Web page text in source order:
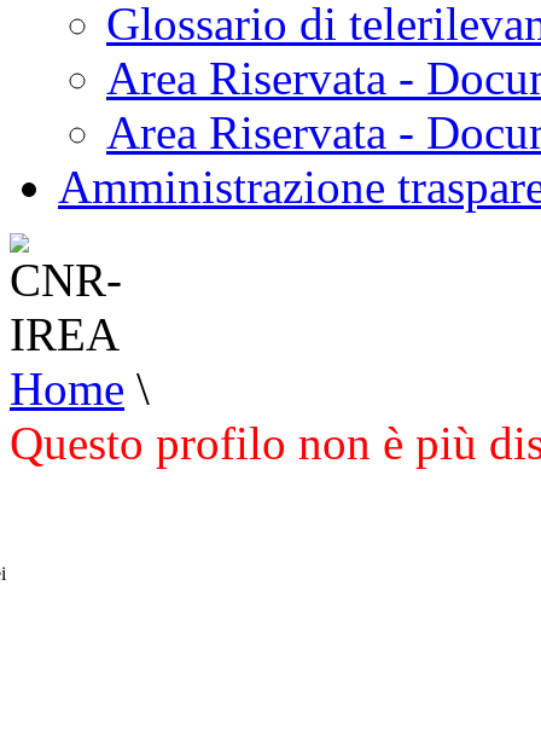
Glossario di
Area Riservata -
Area Riservata -
Amministrazione
Home \
Questo profilo non è più